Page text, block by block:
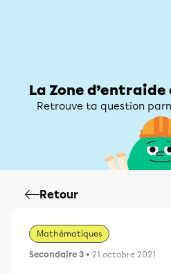
La Zone
Retrouve ta question
Retour
Mathématiques
Secondaire 3 • 21 octobre 2021